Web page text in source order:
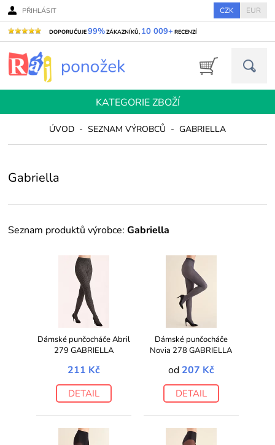
PŘIHLÁSIT CZK EUR
DOPORUČUJE99%ZÁKAZNÍKŮ, 10 009+ RECENZÍ
KATEGORIE ZBOŽÍ
ÚVOD - SEZNAM VÝROBCŮ - GABRIELLA
Gabriella
Seznam produktů výrobce:Gabriella
Dámské punčocháče Abril
279 GABRIELLA
211 Kč
DETAIL
Dámské punčocháče
Novia 278 GABRIELLA
od 207 Kč
DETAIL